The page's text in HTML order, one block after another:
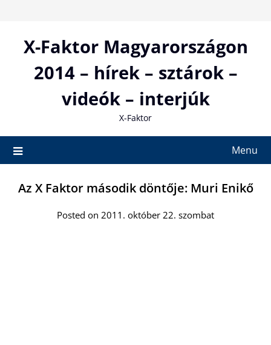
contentX-Faktor Magyarországon
2014 – hírek – sztárok –
videók – interjúk
X-Faktor
Menu
Az X Faktor második döntője: Muri Enikő
Posted on 2011. október 22. szombat